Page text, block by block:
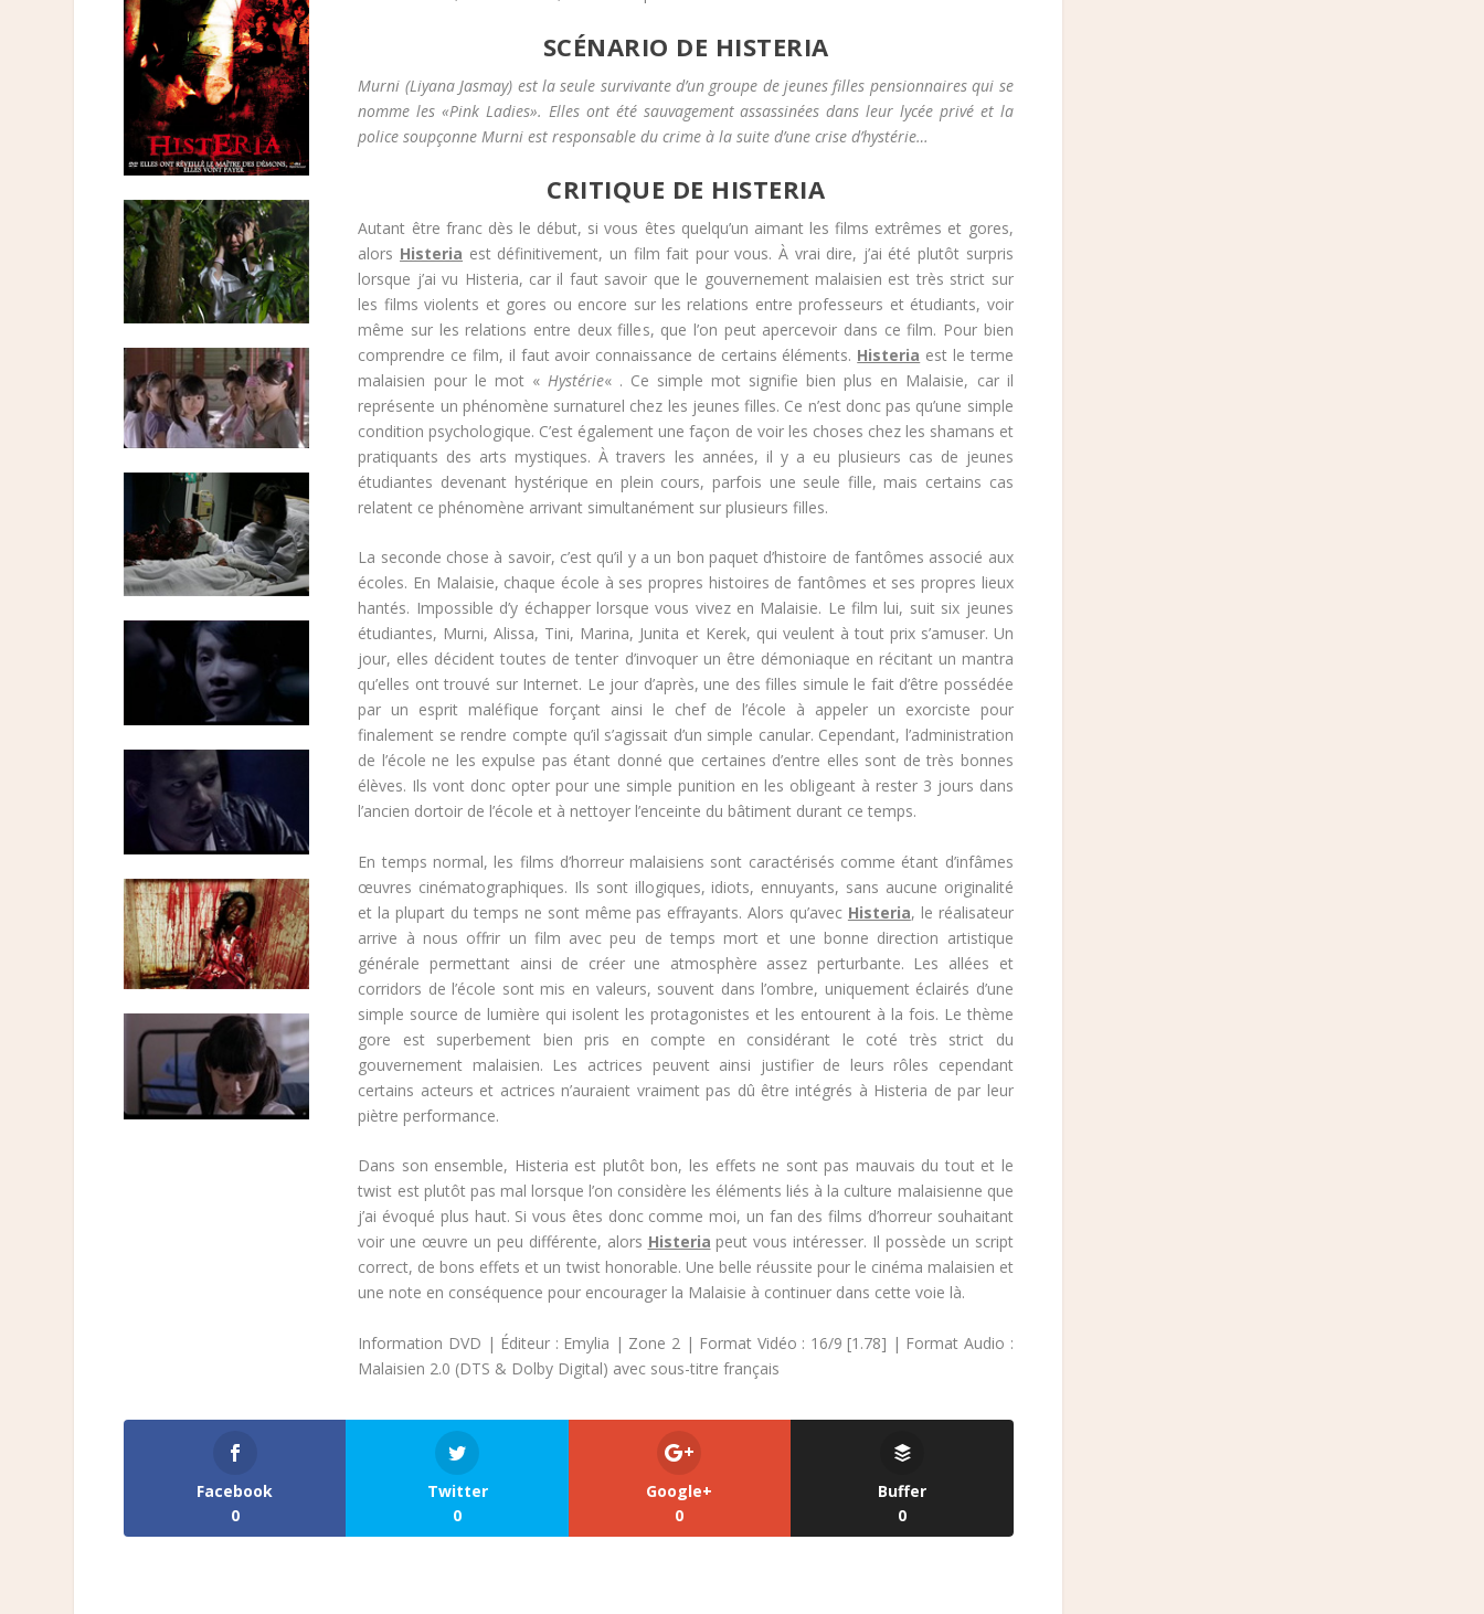
SCÉNARIO DE HISTERIA
Murni (Liyana Jasmay) est la seule survivante d’un groupe de jeunes filles pensionnaires qui se
nomme les «Pink Ladies». Elles ont été sauvagement assassinées dans leur lycée privé et la
police soupçonne Murni est responsable du crime à la suite d’une crise d’hystérie…
CRITIQUE DE HISTERIA
Autant être franc dès le début, si vous êtes quelqu’un aimant les films extrêmes et gores,
alors Histeria est définitivement, un film fait pour vous. À vrai dire, j’ai été plutôt surpris
lorsque j’ai vu Histeria, car il faut savoir que le gouvernement malaisien est très strict sur
les films violents et gores ou encore sur les relations entre professeurs et étudiants, voir
même sur les relations entre deux filles, que l’on peut apercevoir dans ce film. Pour bien
comprendre ce film, il faut avoir connaissance de certains éléments. Histeria est le terme
malaisien pour le mot « Hystérie« . Ce simple mot signifie bien plus en Malaisie, car il
représente un phénomène surnaturel chez les jeunes filles. Ce n’est donc pas qu’une simple
condition psychologique. C’est également une façon de voir les choses chez les shamans et
pratiquants des arts mystiques. À travers les années, il y a eu plusieurs cas de jeunes
étudiantes devenant hystérique en plein cours, parfois une seule fille, mais certains cas
relatent ce phénomène arrivant simultanément sur plusieurs filles.
La seconde chose à savoir, c’est qu’il y a un bon paquet d’histoire de fantômes associé aux
écoles. En Malaisie, chaque école à ses propres histoires de fantômes et ses propres lieux
hantés. Impossible d’y échapper lorsque vous vivez en Malaisie. Le film lui, suit six jeunes
étudiantes, Murni, Alissa, Tini, Marina, Junita et Kerek, qui veulent à tout prix s’amuser. Un
jour, elles décident toutes de tenter d’invoquer un être démoniaque en récitant un mantra
qu’elles ont trouvé sur Internet. Le jour d’après, une des filles simule le fait d’être possédée
par un esprit maléfique forçant ainsi le chef de l’école à appeler un exorciste pour
finalement se rendre compte qu’il s’agissait d’un simple canular. Cependant, l’administration
de l’école ne les expulse pas étant donné que certaines d’entre elles sont de très bonnes
élèves. Ils vont donc opter pour une simple punition en les obligeant à rester 3 jours dans
l’ancien dortoir de l’école et à nettoyer l’enceinte du bâtiment durant ce temps.
En temps normal, les films d’horreur malaisiens sont caractérisés comme étant d’infâmes
œuvres cinématographiques. Ils sont illogiques, idiots, ennuyants, sans aucune originalité
et la plupart du temps ne sont même pas effrayants. Alors qu’avec Histeria, le réalisateur
arrive à nous offrir un film avec peu de temps mort et une bonne direction artistique
générale permettant ainsi de créer une atmosphère assez perturbante. Les allées et
corridors de l’école sont mis en valeurs, souvent dans l’ombre, uniquement éclairés d’une
simple source de lumière qui isolent les protagonistes et les entourent à la fois. Le thème
gore est superbement bien pris en compte en considérant le coté très strict du
gouvernement malaisien. Les actrices peuvent ainsi justifier de leurs rôles cependant
certains acteurs et actrices n’auraient vraiment pas dû être intégrés à Histeria de par leur
piètre performance.
Dans son ensemble, Histeria est plutôt bon, les effets ne sont pas mauvais du tout et le
twist est plutôt pas mal lorsque l’on considère les éléments liés à la culture malaisienne que
j’ai évoqué plus haut. Si vous êtes donc comme moi, un fan des films d’horreur souhaitant
voir une œuvre un peu différente, alors Histeria peut vous intéresser. Il possède un script
correct, de bons effets et un twist honorable. Une belle réussite pour le cinéma malaisien et
une note en conséquence pour encourager la Malaisie à continuer dans cette voie là.
Information DVD | Éditeur : Emylia | Zone 2 | Format Vidéo : 16/9 [1.78] | Format Audio :
Malaisien 2.0 (DTS & Dolby Digital) avec sous-titre français
Facebook
0
Twitter
0
Google+
0
Buffer
0